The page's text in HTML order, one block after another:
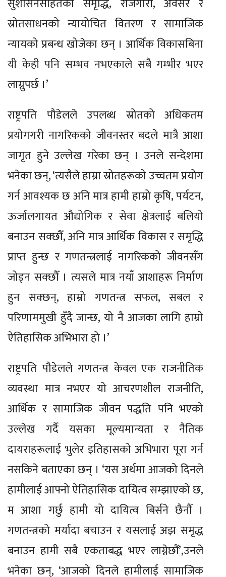
सुशासनसहितको समृद्धि, रोजगारी, अवसर र
स्रोतसाधनको न्यायोचित वितरण र सामाजिक
न्यायको प्रबन्ध खोजेका छन् । आर्थिक विकासबिना
यी केही पनि सम्भव नभएकाले सबै गम्भीर भएर
लाग्नुपर्छ ।’
राष्ट्रपति पौडेलले उपलब्ध स्रोतको अधिकतम
प्रयोगगरी नागरिकको जीवनस्तर बदले मात्रै आशा
जागृत हुने उल्लेख गरेका छन् । उनले सन्देशमा
भनेका छन्, ‘त्यसैले हाम्रा स्रोतहरूको उच्चतम प्रयोग
गर्न आवश्यक छ अनि मात्र हामी हाम्रो कृषि, पर्यटन,
ऊर्जालगायत औद्योगिक र सेवा क्षेत्रलाई बलियो
बनाउन सक्छौँ, अनि मात्र आर्थिक विकास र समृद्धि
प्राप्त हुन्छ र गणतन्त्रलाई नागरिकको जीवनसँग
जोड्न सक्छौँ । त्यसले मात्र नयाँ आशाहरू निर्माण
हुन सक्छन्, हाम्रो गणतन्त्र सफल, सबल र
परिणाममुखी हुँदै जान्छ, यो नै आजका लागि हाम्रो
ऐतिहासिक अभिभारा हो ।’
राष्ट्रपति पौडेलले गणतन्त्र केवल एक राजनीतिक
व्यवस्था मात्र नभएर यो आचरणशील राजनीति,
आर्थिक र सामाजिक जीवन पद्धति पनि भएको
उल्लेख गर्दै यसका मूल्यमान्यता र नैतिक
दायराहरूलाई भुलेर इतिहासको अभिभारा पूरा गर्न
नसकिने बताएका छन् । ‘यस अर्थमा आजको दिनले
हामीलाई आफ्नो ऐतिहासिक दायित्व सम्झाएको छ,
म आशा गर्छु हामी यो दायित्व बिर्सने छैनौँ ।
गणतन्त्रको मर्यादा बचाउन र यसलाई अझ समृद्ध
बनाउन हामी सबै एकताबद्ध भएर लाग्नेछौं’,उनले
भनेका छन्, ‘आजको दिनले हामीलाई सामाजिक